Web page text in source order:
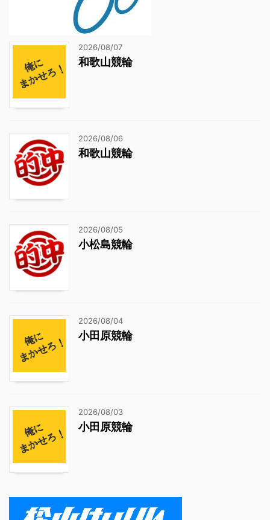
2026/08/07
和歌山競輪
2026/08/06
和歌山競輪
2026/08/05
小松島競輪
2026/08/04
小田原競輪
2026/08/03
小田原競輪